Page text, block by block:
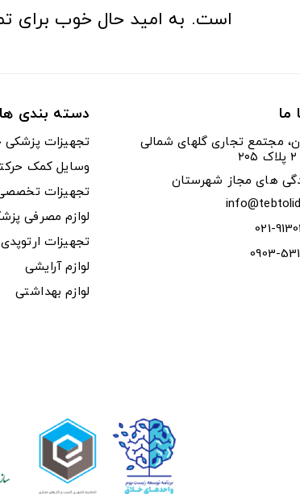
است. به امید حال خوب برای
ما
مجتمع تجاری گلهای شمالی
های مجاز شهرستان
021-
0903-
دسته بندی ها
تجهیزات پزشکی
وسایل کمک
تجهیزات
لوازم مصرفی
تجهیزات ارتوپدی
لوازم آرایشی
لوازم بهداشتی